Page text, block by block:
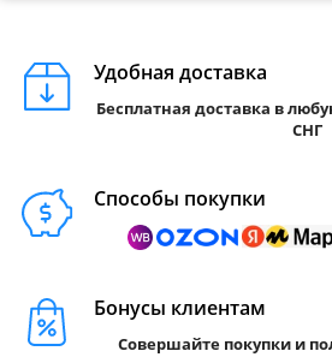
Удобная доставка
Бесплатная доставка в
СНГ
Способы покупки
Бонусы клиентам
Совершайте покупки и